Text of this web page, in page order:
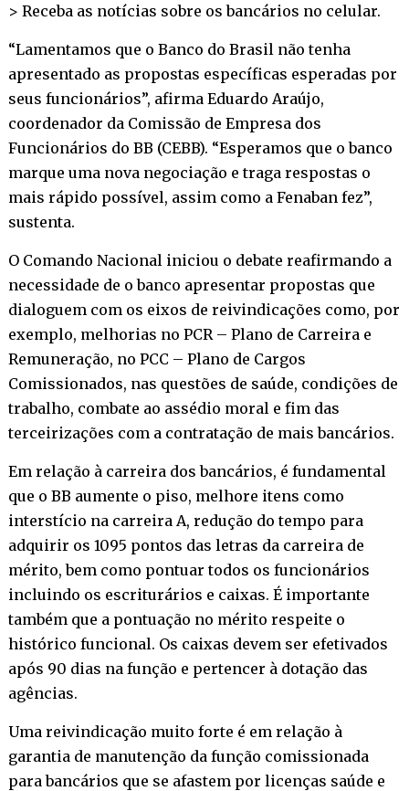
> Receba as notícias sobre os bancários no celular.
“Lamentamos que o Banco do Brasil não tenha
apresentado as propostas específicas esperadas por
seus funcionários”, afirma Eduardo Araújo,
coordenador da Comissão de Empresa dos
Funcionários do BB (CEBB). “Esperamos que o banco
marque uma nova negociação e traga respostas o
mais rápido possível, assim como a Fenaban fez”,
sustenta.
O Comando Nacional iniciou o debate reafirmando a
necessidade de o banco apresentar propostas que
dialoguem com os eixos de reivindicações como, por
exemplo, melhorias no PCR – Plano de Carreira e
Remuneração, no PCC – Plano de Cargos
Comissionados, nas questões de saúde, condições de
trabalho, combate ao assédio moral e fim das
terceirizações com a contratação de mais bancários.
Em relação à carreira dos bancários, é fundamental
que o BB aumente o piso, melhore itens como
interstício na carreira A, redução do tempo para
adquirir os 1095 pontos das letras da carreira de
mérito, bem como pontuar todos os funcionários
incluindo os escriturários e caixas. É importante
também que a pontuação no mérito respeite o
histórico funcional. Os caixas devem ser efetivados
após 90 dias na função e pertencer à dotação das
agências.
Uma reivindicação muito forte é em relação à
garantia de manutenção da função comissionada
para bancários que se afastem por licenças saúde e